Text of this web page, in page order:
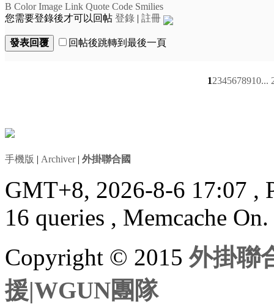
B Color Image Link Quote Code Smilies
您需要登錄後才可以回帖 登錄 | 註冊
發表回覆 回帖後跳轉到最後一頁
12345678910...
手機版 | Archiver| 外掛聯合國
GMT+8, 2026-8-6 17:07 ,
16 queries , Memcache On.
Copyright © 2015外掛聯
援|WGUN團隊